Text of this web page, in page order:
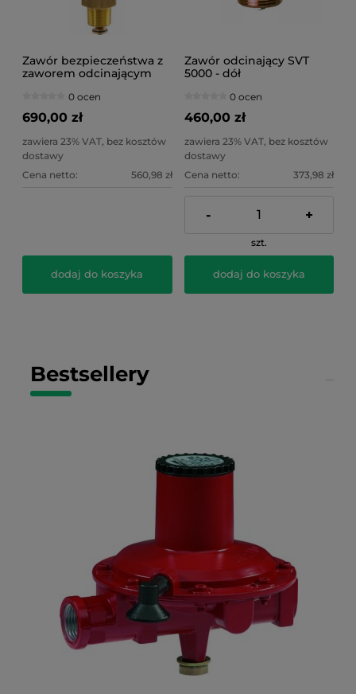
Zawór bezpieczeństwa z
zaworem odcinającym
0 ocen
690,00 zł
zawiera 23% VAT, bez kosztów
dostawy
Cena netto:
560,98 zł
dodaj do koszyka
Zawór odcinający SVT
5000 - dół
0 ocen
460,00 zł
zawiera 23% VAT, bez kosztów
dostawy
Cena netto:
373,98 zł
- +
szt.
dodaj do koszyka
Bestsellery